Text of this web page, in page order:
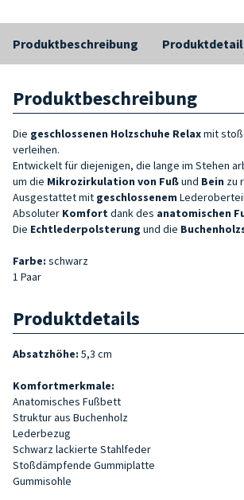
Produktbeschreibung
Produktbeschreibung
Die geschlossenen Holzschuhe Relaxmit
verleihen.
Entwickelt für diejenigen, die lange im Stehen
um die Mikrozirkulation von Fußund Bein zu
Ausgestattet mit geschlossenem
Absoluter Komfortdank des anatomischen
Die Echtlederpolsterung und die
Farbe: schwarz
1 Paar
Produktdetails
Absatzhöhe: 5,3 cm
Komfortmerkmale:
Anatomisches Fußbett
Struktur aus Buchenholz
Lederbezug
Schwarz lackierte Stahlfeder
Stoßdämpfende Gummiplatte
Gummisohle